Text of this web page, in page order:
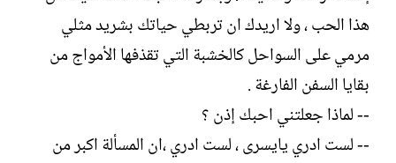
هذا الحب ، ولا اريدك ان تربطي حياتك بشريد مثلي
مرمي على السواحل كالخشبة التي تقذفها الأمواج من
بقايا السفن الفارغة .
-- لماذا جعلتني احبك إذن ؟
-- لست ادري يايسرى ، لست ادري ،ان المسألة اكبر من